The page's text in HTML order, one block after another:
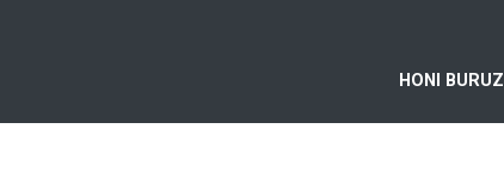
HONI BURUZ